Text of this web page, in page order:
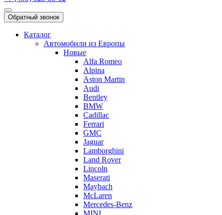
Обратный звонок
Каталог
Автомобили из Европы
Новые
Alfa Romeo
Alpina
Aston Martin
Audi
Bentley
BMW
Cadillac
Ferrari
GMC
Jaguar
Lamborghini
Land Rover
Lincoln
Maserati
Maybach
McLaren
Mercedes-Benz
MINI